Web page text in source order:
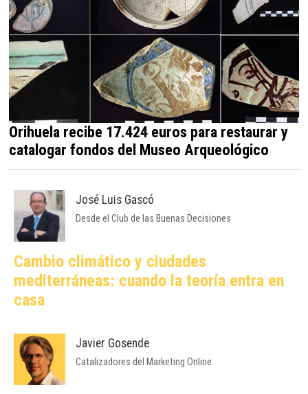
Orihuela recibe 17.424 euros para restaurar y
catalogar fondos del Museo Arqueológico
José Luis Gascó
Desde el Club de las Buenas Decisiones
Cambio climático y ciudades
mediterráneas: cuando la teoría entra en
casa
Javier Gosende
Catalizadores del Marketing Online